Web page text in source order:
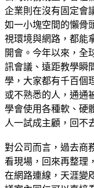
企業則在沒有固定會
如一小塊空間的懶骨
視環境與網路，都能
開會。今年以來，全
訊會議、遠距教學瞬
學，大家都有千百個
或不熟悉的人，通通
學會使用各種軟、硬
人一試成主顧，回不
對公司而言，過去商
看現場，回來再整理
在網路連線，天涯變